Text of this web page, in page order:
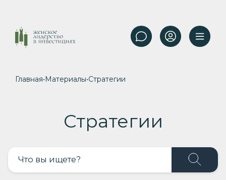
Главная•Материалы•Стратегии
Стратегии